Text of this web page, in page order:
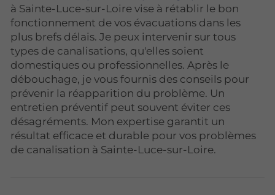
à Sainte-Luce-sur-Loire vise à rétablir le bon
fonctionnement de vos évacuations dans les
plus brefs délais. Je peux intervenir sur tous
types de canalisations, qu'elles soient
domestiques ou professionnelles. Après le
débouchage, je vous fournis des conseils pour
prévenir la réapparition du problème. Un
entretien préventif peut souvent éviter ces
désagréments. Mon expertise garantit un
résultat efficace et durable pour vos problèmes
de canalisation à Sainte-Luce-sur-Loire.